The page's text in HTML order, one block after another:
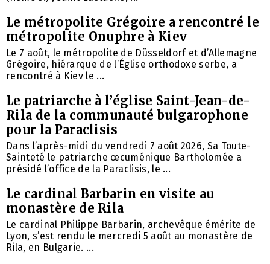
Le métropolite Grégoire a rencontré le
métropolite Onuphre à Kiev
Le 7 août, le métropolite de Düsseldorf et d’Allemagne
Grégoire, hiérarque de l’Église orthodoxe serbe, a
rencontré à Kiev le ...
Le patriarche à l’église Saint-Jean-de-
Rila de la communauté bulgarophone
pour la Paraclisis
Dans l’après-midi du vendredi 7 août 2026, Sa Toute-
Sainteté le patriarche œcuménique Bartholomée a
présidé l’office de la Paraclisis, le ...
Le cardinal Barbarin en visite au
monastère de Rila
Le cardinal Philippe Barbarin, archevêque émérite de
Lyon, s’est rendu le mercredi 5 août au monastère de
Rila, en Bulgarie. ...